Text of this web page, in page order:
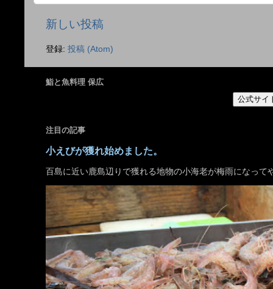
新しい投稿
登録: 投稿 (Atom)
鮨と魚料理 保広
公式サイ
注目の記事
小えびが獲れ始めました。
百島に近い鹿島辺りで獲れる地物の小海老が梅雨になって